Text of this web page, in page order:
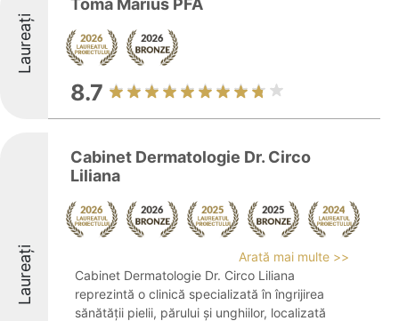
Laureați
Toma Marius PFA
8.7
Laureați
Cabinet Dermatologie Dr. Circo
Liliana
Arată mai multe >>
Cabinet Dermatologie Dr. Circo Liliana
reprezintă o clinică specializată în îngrijirea
sănătății pielii, părului și unghiilor, localizată